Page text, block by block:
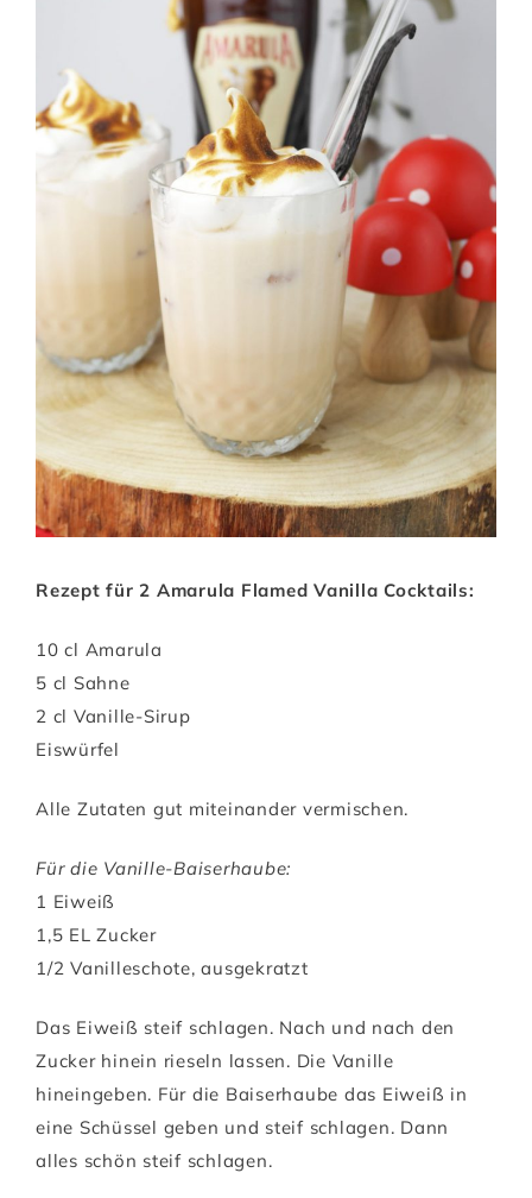
Rezept für 2 Amarula Flamed Vanilla Cocktails:
10 cl Amarula
5 cl Sahne
2 cl Vanille-Sirup
Eiswürfel
Alle Zutaten gut miteinander vermischen.
Für die Vanille-Baiserhaube:
1 Eiweiß
1,5 EL Zucker
1/2 Vanilleschote, ausgekratzt
Das Eiweiß steif schlagen. Nach und nach den
Zucker hinein rieseln lassen. Die Vanille
hineingeben. Für die Baiserhaube das Eiweiß in
eine Schüssel geben und steif schlagen. Dann
alles schön steif schlagen.